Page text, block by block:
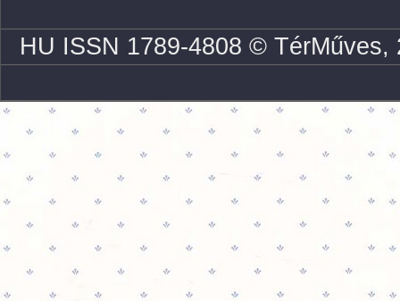
HU ISSN 1789-4808 ©